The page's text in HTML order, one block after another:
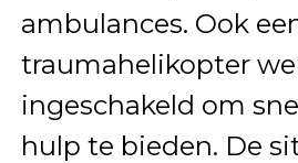
ambulances. Ook
traumahelikopter
ingeschakeld om
hulp te bieden. De